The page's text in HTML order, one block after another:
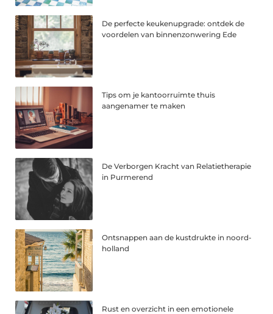
De perfecte keukenupgrade: ontdek de
voordelen van binnenzonwering Ede
Tips om je kantoorruimte thuis
aangenamer te maken
De Verborgen Kracht van Relatietherapie
in Purmerend
Ontsnappen aan de kustdrukte in noord-
holland
Rust en overzicht in een emotionele